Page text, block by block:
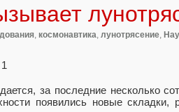
, космонавтика, лунотрясение,
за последние несколько
появились новые складки,